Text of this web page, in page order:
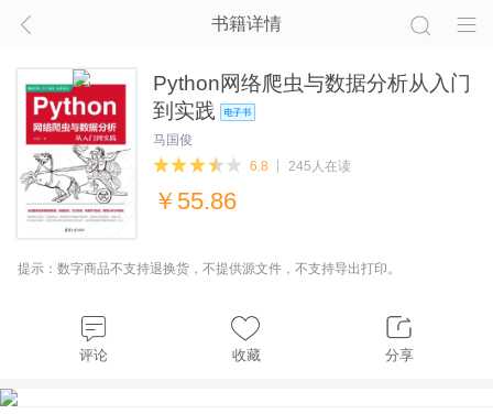
书籍详情
Python网络爬虫与数据分析从入门
到实践
马国俊
6.8
245人在读
￥ 55.86
提示：数字商品不支持退换货，不提供源文件，不支持导出打印。
评论 收藏 分享